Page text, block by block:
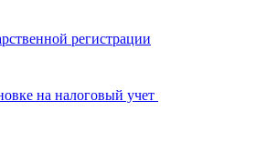
регистрации
на налоговый учет